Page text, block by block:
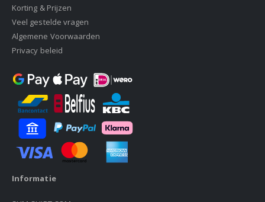
Korting & Prijzen
Veel gestelde vragen
Algemene Voorwaarden
Privacy beleid
Informatie